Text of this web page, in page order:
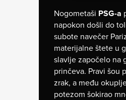
Nogometaši PSG-a
napokon došli do
subote navečer
materijalne štete u
slavlje započelo na
prinčeva. Pravi šou
zrak, a među
potezom šokirao